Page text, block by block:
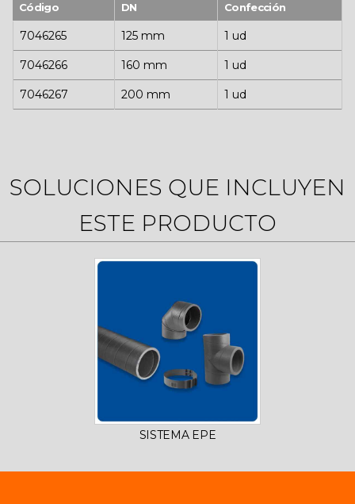
Código DN Confección
7046265 125 mm 1 ud
7046266 160 mm 1 ud
7046267 200 mm 1 ud
SOLUCIONES QUE INCLUYEN
ESTE PRODUCTO
SISTEMA EPE